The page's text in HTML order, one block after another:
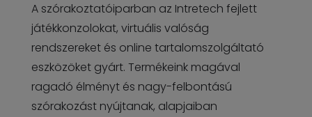
A szórakoztatóiparban az Intretech fejlett
játékkonzolokat, virtuális valóság
rendszereket és online tartalomszolgáltató
eszközöket gyárt. Termékeink magával
ragadó élményt és nagy-felbontású
szórakozást nyújtanak, alapjaiban